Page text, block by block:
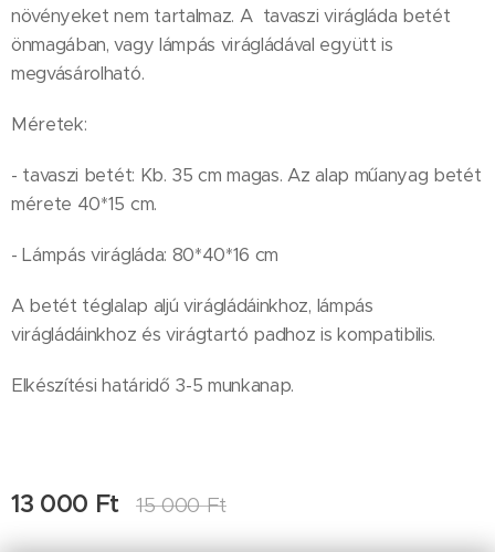
növényeket nem tartalmaz. A tavaszi virágláda betét
önmagában, vagy lámpás virágládával együtt is
megvásárolható.
Méretek:
- tavaszi betét: Kb. 35 cm magas. Az alap műanyag betét
mérete 40*15 cm.
- Lámpás virágláda: 80*40*16 cm
A betét téglalap aljú virágládáinkhoz, lámpás
virágládáinkhoz és virágtartó padhoz is kompatibilis.
Elkészítési határidő 3-5 munkanap.
13 000 Ft 15 000Ft